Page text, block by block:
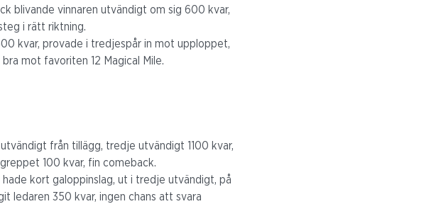
blivande vinnaren utvändigt om sig 600 kvar,
i rätt riktning.
kvar, provade i tredjespår in mot upploppet,
mot favoriten 12 Magical Mile.
från tillägg, tredje utvändigt 1100 kvar,
100 kvar, fin comeback.
hade kort galoppinslag, ut i tredje utvändigt, på
ledaren 350 kvar, ingen chans att svara